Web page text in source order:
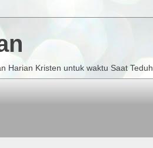
Harian Kristen untuk waktu Saat Teduh